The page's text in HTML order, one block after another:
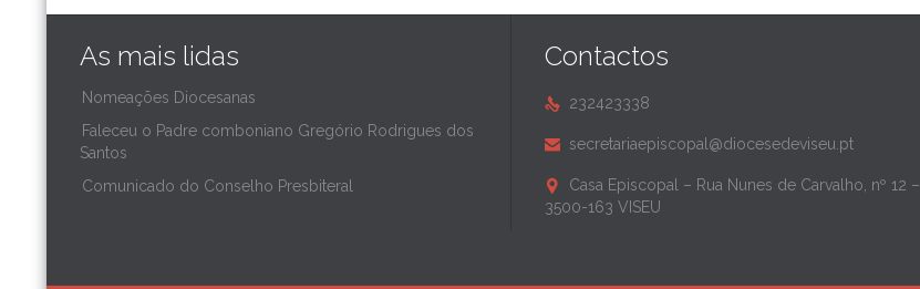
As mais lidas
Nomeações Diocesanas
Faleceu o Padre comboniano Gregório Rodrigues dos
Santos
Comunicado do Conselho Presbiteral
Contactos
 232423338
 secretariaepiscopal@diocesedeviseu.pt

Casa Episcopal – Rua Nunes de Carvalho, nº 12 –
3500-163 VISEU